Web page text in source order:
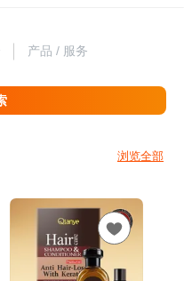
产品 / 服务
浏览全部